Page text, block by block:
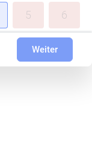
5 6
Weiter